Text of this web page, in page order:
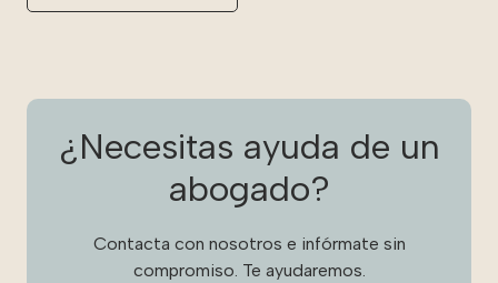
¿Necesitas ayuda de un
abogado?
Contacta con nosotros e infórmate sin
compromiso. Te ayudaremos.